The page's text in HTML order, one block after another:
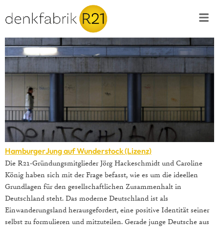
HamburgerJung auf Wunderstock (Lizenz)
Die R21-Gründungsmitglieder Jörg Hackeschmidt und Caroline
König haben sich mit der Frage befasst, wie es um die ideellen
Grundlagen für den gesellschaftlichen Zusammenhalt in
Deutschland steht. Das moderne Deutschland ist als
Einwanderungsland herausgefordert, eine positive Identität seiner
selbst zu formulieren und mitzuteilen. Gerade junge Deutsche aus